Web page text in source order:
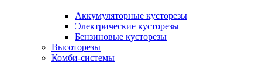
Аккумуляторные кусторезы
Электрические кусторезы
Бензиновые кусторезы
Высоторезы
Комби-системы